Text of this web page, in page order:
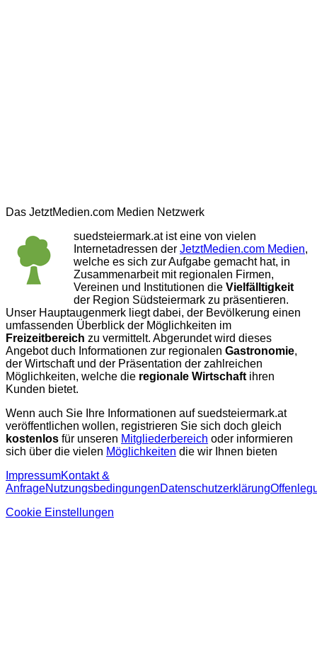
Das JetztMedien.com Medien Netzwerk
suedsteiermark.at ist eine von vielen
Internetadressen der JetztMedien.com Medien,
welche es sich zur Aufgabe gemacht hat, in
Zusammenarbeit mit regionalen Firmen,
Vereinen und Institutionen die Vielfälltigkeit
der Region Südsteiermark zu präsentieren.
Unser Hauptaugenmerk liegt dabei, der Bevölkerung einen
umfassenden Überblick der Möglichkeiten im
Freizeitbereich zu vermittelt. Abgerundet wird dieses
Angebot duch Informationen zur regionalen Gastronomie,
der Wirtschaft und der Präsentation der zahlreichen
Möglichkeiten, welche die regionale Wirtschaft ihren
Kunden bietet.
Wenn auch Sie Ihre Informationen auf suedsteiermark.at
veröffentlichen wollen, registrieren Sie sich doch gleich
kostenlos für unseren Mitgliederbereich oder informieren
sich über die vielen Möglichkeiten die wir Ihnen bieten
ImpressumKontakt &
AnfrageNutzungsbedingungenDatenschutzerklärung
Cookie Einstellungen